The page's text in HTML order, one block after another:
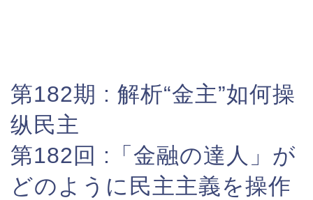
第182期 : 解析“金主”如何操
纵民主
第182回 :
「金融の達人」が
どのように民主主義を操作